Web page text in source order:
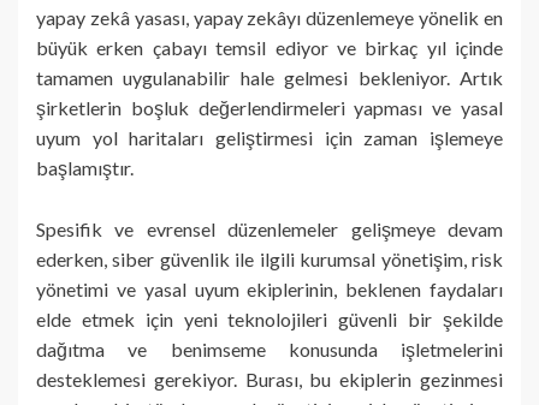
yapay zekâ yasası, yapay zekâyı düzenlemeye yönelik en
büyük erken çabayı temsil ediyor ve birkaç yıl içinde
tamamen uygulanabilir hale gelmesi bekleniyor. Artık
şirketlerin boşluk değerlendirmeleri yapması ve yasal
uyum yol haritaları geliştirmesi için zaman işlemeye
başlamıştır.
Spesifik ve evrensel düzenlemeler gelişmeye devam
ederken, siber güvenlik ile ilgili kurumsal yönetişim, risk
yönetimi ve yasal uyum ekiplerinin, beklenen faydaları
elde etmek için yeni teknolojileri güvenli bir şekilde
dağıtma ve benimseme konusunda işletmelerini
desteklemesi gerekiyor. Burası, bu ekiplerin gezinmesi